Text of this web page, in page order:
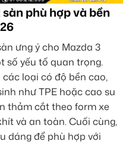
phù hợp và bền
ưng ý cho Mazda 3
số yếu tố quan trọng.
loại có độ bền cao,
như TPE hoặc cao su
thảm cắt theo form xe
và an toàn. Cuối cùng,
dáng để phù hợp với